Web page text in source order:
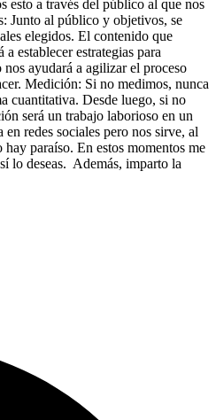
esto a través del público al que nos
Junto al público y objetivos, se
elegidos. El contenido que
establecer estrategias para
ayudará a agilizar el proceso
Medición: Si no medimos, nunca
cuantitativa. Desde luego, si no
será un trabajo laborioso en un
redes sociales pero nos sirve, al
paraíso. En estos momentos me
lo deseas. Además, imparto la